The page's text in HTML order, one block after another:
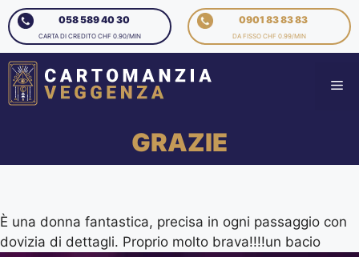
058 589 40 30
CARTA DI CREDITO CHF 0.90/MIN
0901 83 83 83
DA FISSO CHF 0.99/MIN
GRAZIE
È una donna fantastica, precisa in ogni passaggio con
dovizia di dettagli. Proprio molto brava!!!!un bacio